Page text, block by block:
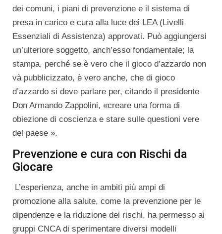
dei comuni, i piani di prevenzione e il sistema di
presa in carico e cura alla luce dei LEA (Livelli
Essenziali di Assistenza) approvati. Può aggiungersi
un’ulteriore soggetto, anch’esso fondamentale; la
stampa, perché se è vero che il gioco d’azzardo non
và pubblicizzato, è vero anche, che di gioco
d’azzardo si deve parlare per, citando il presidente
Don Armando Zappolini, «creare una forma di
obiezione di coscienza e stare sulle questioni vere
del paese ».
Prevenzione e cura con Rischi da
Giocare
L’esperienza, anche in ambiti più ampi di
promozione alla salute, come la prevenzione per le
dipendenze e la riduzione dei rischi, ha permesso ai
gruppi CNCA di sperimentare diversi modelli